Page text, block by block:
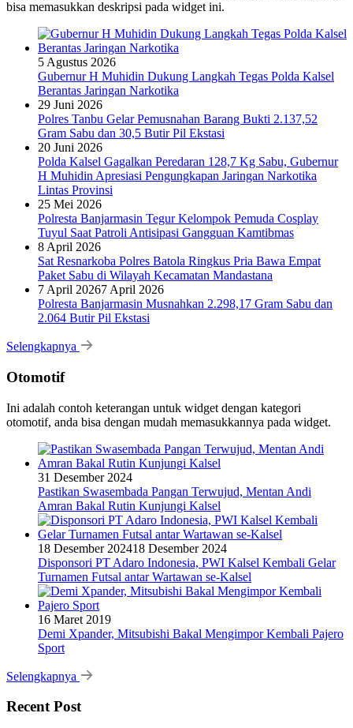
bisa memasukkan deskripsi pada widget ini.
5 Agustus 2026
Gubernur H Muhidin Dukung Langkah Tegas Polda Kalsel
Berantas Jaringan Narkotika
29 Juni 2026
Polres Tanbu Gelar Pemusnahan Barang Bukti 2.137,52
Gram Sabu dan 30,5 Butir Pil Ekstasi
20 Juni 2026
Polda Kalsel Gagalkan Peredaran 128,7 Kg Sabu, Gubernur
H Muhidin Apresiasi Pengungkapan Jaringan Narkotika
Lintas Provinsi
25 Mei 2026
Polresta Banjarmasin Tegur Kelompok Pemuda Cosplay
Tuyul Saat Patroli Antisipasi Gangguan Kamtibmas
8 April 2026
Sat Resnarkoba Polres Batola Ringkus Pria Bawa Empat
Paket Sabu di Wilayah Kecamatan Mandastana
7 April 20267 April 2026
Polresta Banjarmasin Musnahkan 2.298,17 Gram Sabu dan
2.064 Butir Pil Ekstasi
Selengkapnya
Otomotif
Ini adalah contoh keterangan untuk widget dengan kategori
otomotif, anda bisa dengan mudah memasukkannya pada widget.
31 Desember 2024
Pastikan Swasembada Pangan Terwujud, Mentan Andi
Amran Bakal Rutin Kunjungi Kalsel
18 Desember 202418 Desember 2024
Disponsori PT Adaro Indonesia, PWI Kalsel Kembali Gelar
Turnamen Futsal antar Wartawan se-Kalsel
16 Maret 2019
Demi Xpander, Mitsubishi Bakal Mengimpor Kembali Pajero
Sport
Selengkapnya
Recent Post